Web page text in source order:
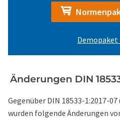
Demopaket
Änderungen DIN
Gegenüber DIN 18533-1:2017-
wurden folgende Änderungen